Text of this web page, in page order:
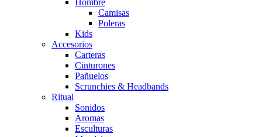
Hombre
Camisas
Poleras
Kids
Accesorios
Carteras
Cinturones
Pañuelos
Scrunchies & Headbands
Ritual
Sonidos
Aromas
Esculturas